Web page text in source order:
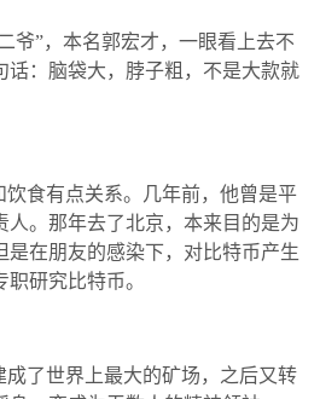
爷”，本名郭宏才，一眼看上去不
话：脑袋大，脖子粗，不是大款就
饮食有点关系。几年前，他曾是平
人。那年去了北京，本来目的是为
是在朋友的感染下，对比特币产生
研究比特币。
成了世界上最大的矿场，之后又转